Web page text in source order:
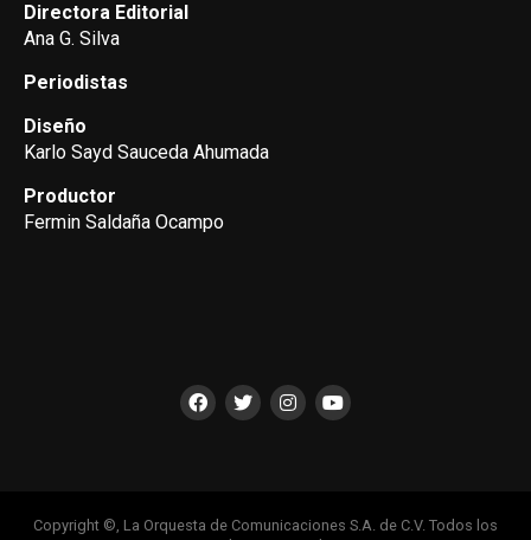
Directora Editorial
Ana G. Silva
Periodistas
Diseño
Karlo Sayd Sauceda Ahumada
Productor
Fermin Saldaña Ocampo
Copyright ©, La Orquesta de Comunicaciones S.A. de C.V. Todos los